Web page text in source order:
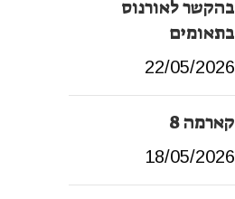
בהקשר לאורנוס
בתאומים
22/05/2026
קארמה 8
18/05/2026